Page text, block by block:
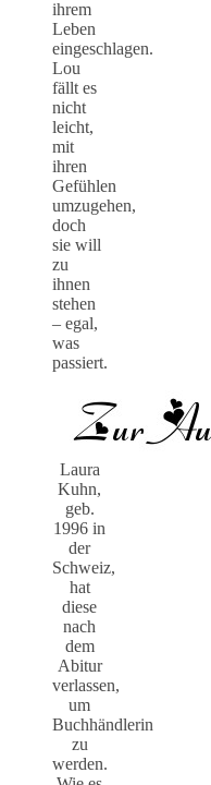
ihrem
Leben
eingeschlagen.
Lou
fällt es
nicht
leicht,
mit
ihren
Gefühlen
umzugehen,
doch
sie will
zu
ihnen
stehen
– egal,
was
passiert.
Laura
Kuhn,
geb.
1996 in
der
Schweiz,
hat
diese
nach
dem
Abitur
verlassen,
um
Buchhändlerin
zu
werden.